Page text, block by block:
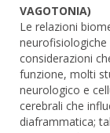
VAGOTONIA)
Le relazioni
considerazioni
funzione, molti
neurologico e
cerebrali che
diaframmatica;